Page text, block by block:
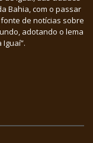
Bahia, com o passar
de notícias sobre
adotando o lema